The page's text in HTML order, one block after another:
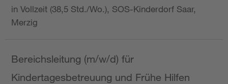
in Vollzeit (38,5 Std./Wo.), SOS-Kinderdorf Saar,
Merzig
Bereichsleitung (m/w/d) für
Kindertagesbetreuung und Frühe Hilfen